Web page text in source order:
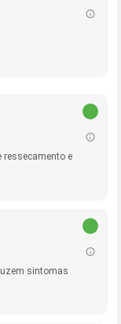
ressecamento e
sintomas